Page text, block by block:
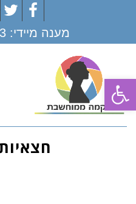
פתח סרגל נגישות
מענה מיידי: